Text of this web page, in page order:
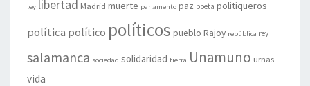
ley libertad Madrid muerte parlamento paz poeta politiqueros
política político políticos pueblo Rajoy república rey
salamanca sociedad solidaridad tierra Unamuno urnas
vida